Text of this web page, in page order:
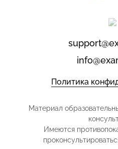
Политика
Материал
Имеются